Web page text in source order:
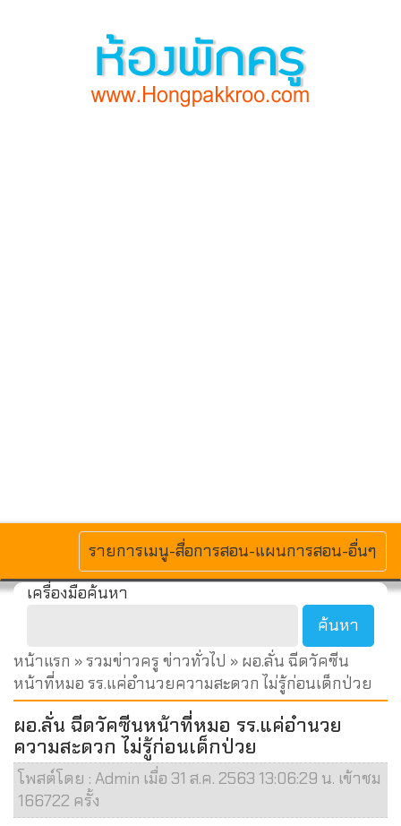
MENU
รายการเมนู-สื่อการสอน-แผนการสอน-อื่นๆ
เครื่องมือค้นหา
หน้าแรก »รวมข่าวครู ข่าวทั่วไป » ผอ.ลั่น ฉีดวัคซีน
หน้าที่หมอ รร.แค่อำนวยความสะดวก ไม่รู้ก่อนเด็กป่วย
ผอ.ลั่น ฉีดวัคซีนหน้าที่หมอ รร.แค่อำนวย
ความสะดวก ไม่รู้ก่อนเด็กป่วย
โพสต์โดย : Admin เมื่อ 31 ส.ค. 2563 13:06:29 น. เข้าชม
166722 ครั้ง